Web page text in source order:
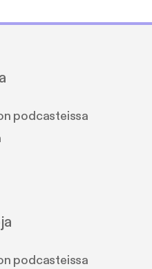
podcasteissa
podcasteissa